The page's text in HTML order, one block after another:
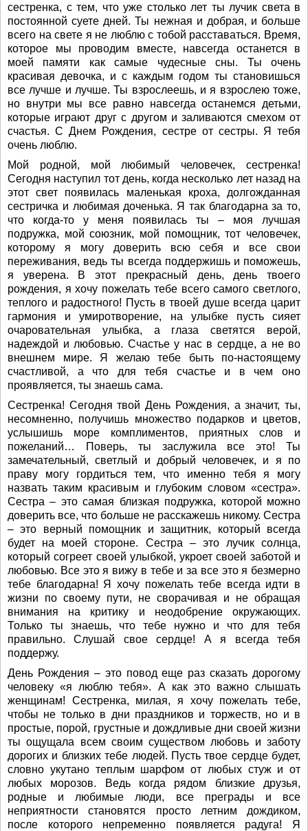
сестренка, с тем, что уже столько лет ты лучик света в
постоянной суете дней. Ты нежная и добрая, и больше
всего на свете я не люблю с тобой расставаться. Время,
которое мы проводим вместе, навсегда останется в
моей памяти как самые чудесные сны. Ты очень
красивая девочка, и с каждым годом ты становишься
все лучше и лучше. Ты взрослеешь, и я взрослею тоже,
но внутри мы все равно навсегда останемся детьми,
которые играют друг с другом и заливаются смехом от
счастья. С Днем Рождения, сестре от сестры. Я тебя
очень люблю.
Мой родной, мой любимый человечек, сестренка!
Сегодня наступил тот день, когда несколько лет назад на
этот свет появилась маленькая кроха, долгожданная
сестричка и любимая доченька. Я так благодарна за то,
что когда-то у меня появилась ты – моя лучшая
подружка, мой союзник, мой помощник, тот человечек,
которому я могу доверить всю себя и все свои
переживания, ведь ты всегда поддержишь и поможешь,
я уверена. В этот прекрасный день, день твоего
рождения, я хочу пожелать тебе всего самого светлого,
теплого и радостного! Пусть в твоей душе всегда царит
гармония и умиротворение, на улыбке пусть сияет
очаровательная улыбка, а глаза светятся верой,
надеждой и любовью. Счастье у нас в сердце, а не во
внешнем мире. Я желаю тебе быть по-настоящему
счастливой, а что для тебя счастье и в чем оно
проявляется, ты знаешь сама.
Сестренка! Сегодня твой День Рождения, а значит, ты,
несомненно, получишь множество подарков и цветов,
услышишь море комплиментов, приятных слов и
пожеланий… Поверь, ты заслужила все это! Ты
замечательный, светлый и добрый человечек, и я по
праву могу гордиться тем, что именно тебя я могу
назвать таким красивым и глубоким словом «сестра».
Сестра – это самая близкая подружка, которой можно
доверить все, что больше не расскажешь никому. Сестра
– это верный помощник и защитник, который всегда
будет на моей стороне. Сестра – это лучик солнца,
который согреет своей улыбкой, укроет своей заботой и
любовью. Все это я вижу в тебе и за все это я безмерно
тебе благодарна! Я хочу пожелать тебе всегда идти в
жизни по своему пути, не сворачивая и не обращая
внимания на критику и неодобрение окружающих.
Только ты знаешь, что тебе нужно и что для тебя
правильно. Слушай свое сердце! А я всегда тебя
поддержу.
День Рождения – это повод еще раз сказать дорогому
человеку «я люблю тебя». А как это важно слышать
женщинам! Сестренка, милая, я хочу пожелать тебе,
чтобы не только в дни праздников и торжеств, но и в
простые, порой, грустные и дождливые дни своей жизни
ты ощущала всем своим существом любовь и заботу
дорогих и близких тебе людей. Пусть твое сердце будет,
словно укутано теплым шарфом от любых стуж и от
любых морозов. Ведь когда рядом близкие друзья,
родные и любимые люди, все преграды и все
неприятности становятся просто летним дождиком,
после которого непременно появляется радуга! Я